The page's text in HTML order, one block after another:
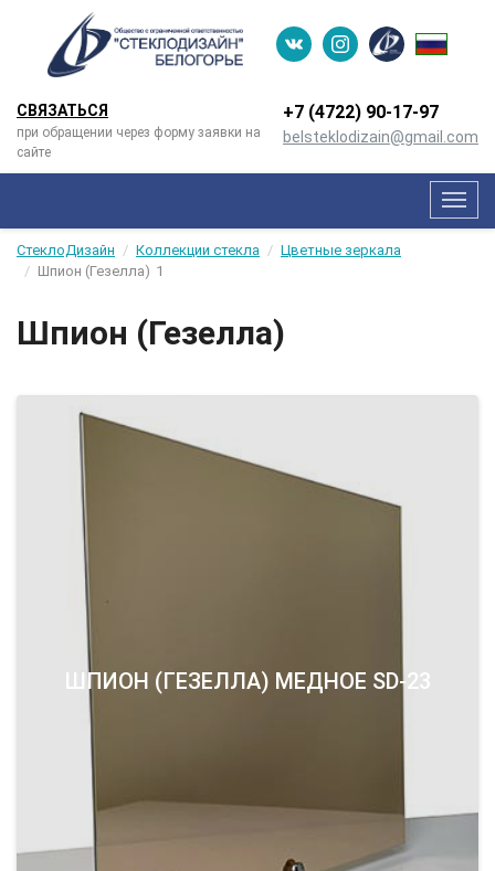
СВЯЗАТЬСЯ
при обращении через форму заявки на
сайте
+7 (4722) 90-­17-­97
belsteklodizain@gmail.com
Меню
СтеклоДизайн Коллекции стекла
Цветные зеркала
Шпион (Гезелла) 1
Шпион (Гезелла)
ШПИОН (ГЕЗЕЛЛА) МЕДНОЕ SD-23